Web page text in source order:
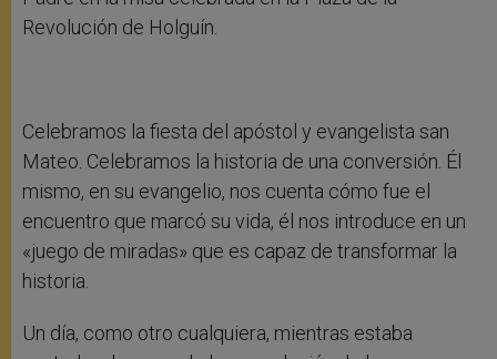
Revolución de Holguín.
Celebramos la fiesta del apóstol y evangelista san
Mateo. Celebramos la historia de una conversión. Él
mismo, en su evangelio, nos cuenta cómo fue el
encuentro que marcó su vida, él nos introduce en un
«juego de miradas» que es capaz de transformar la
historia.
Un día, como otro cualquiera, mientras estaba